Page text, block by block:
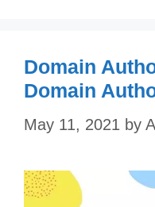
Domain
Domain
May 11, 2021 by